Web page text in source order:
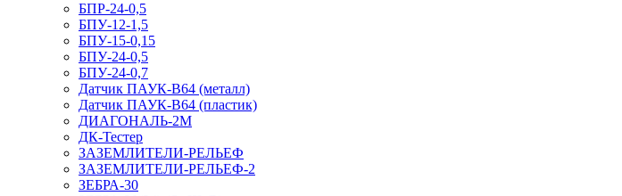
БПР-24-0,5
БПУ-12-1,5
БПУ-15-0,15
БПУ-24-0,5
БПУ-24-0,7
Датчик ПАУК-В64 (металл)
Датчик ПАУК-В64 (пластик)
ДИАГОНАЛЬ-2М
ДК-Тестер
ЗАЗЕМЛИТЕЛИ-РЕЛЬЕФ
ЗАЗЕМЛИТЕЛИ-РЕЛЬЕФ-2
ЗЕБРА-30